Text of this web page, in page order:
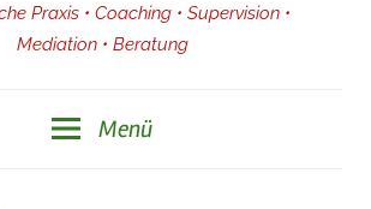
Praxis • Coaching • Supervision •
Mediation • Beratung
Menü